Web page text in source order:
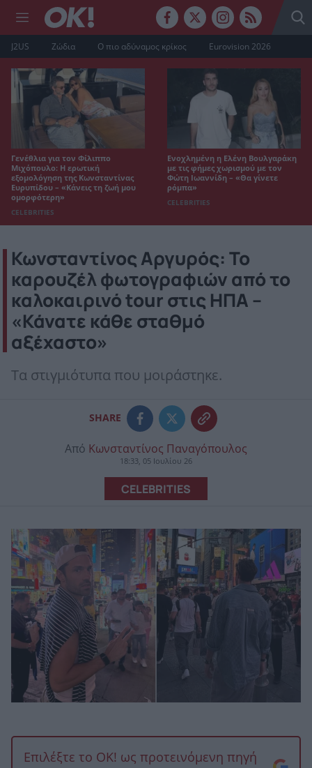
J2US Ζώδια Ο πιο αδύναμος κρίκος Eurovision 2026
Γενέθλια για τον Φίλιππο
Μιχόπουλο: Η ερωτική
εξομολόγηση της Κωνσταντίνας
Ευρυπίδου – «Κάνεις τη ζωή μου
ομορφότερη»
CELEBRITIES
Ενοχλημένη η Ελένη Βουλγαράκη
με τις φήμες χωρισμού με τον
Φώτη Ιωαννίδη – «Θα γίνετε
ρόμπα»
CELEBRITIES
Κωνσταντίνος Αργυρός: Το
καρουζέλ φωτογραφιών από το
καλοκαιρινό tour στις ΗΠΑ –
«Κάνατε κάθε σταθμό
αξέχαστο»
Τα στιγμιότυπα που μοιράστηκε.
SHARE
Από Κωνσταντίνος Παναγόπουλος
18:33, 05 Ιουλίου 26
CELEBRITIES
Επιλέξτε το OK! ως προτεινόμενη πηγή